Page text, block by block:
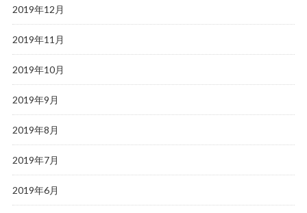
2019年12月
2019年11月
2019年10月
2019年9月
2019年8月
2019年7月
2019年6月